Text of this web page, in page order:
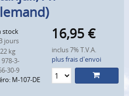
stock
jours
kg
978-3-
30-9
M-107-DE
16,95 €
inclus 7% T.V.A.
plus frais d'envoi